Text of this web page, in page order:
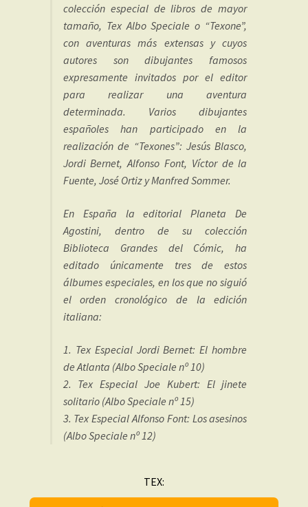
colección especial de libros de mayor
tamaño, Tex Albo Speciale o “Texone”,
con aventuras más extensas y cuyos
autores son dibujantes famosos
expresamente invitados por el editor
para realizar una aventura
determinada. Varios dibujantes
españoles han participado en la
realización de “Texones”: Jesús Blasco,
Jordi Bernet, Alfonso Font, Víctor de la
Fuente, José Ortiz y Manfred Sommer.
En España la editorial Planeta De
Agostini, dentro de su colección
Biblioteca Grandes del Cómic, ha
editado únicamente tres de estos
álbumes especiales, en los que no siguió
el orden cronológico de la edición
italiana:
1. Tex Especial Jordi Bernet: El hombre
de Atlanta (Albo Speciale nº 10)
2. Tex Especial Joe Kubert: El jinete
solitario (Albo Speciale nº 15)
3. Tex Especial Alfonso Font: Los asesinos
(Albo Speciale nº 12)
TEX: